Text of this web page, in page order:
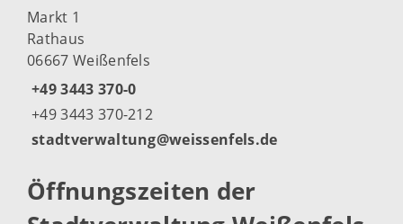
Markt 1
Rathaus
06667 Weißenfels
+49 3443 370-0
+49 3443 370-212
stadtverwaltung@weissenfels.de
Öffnungszeiten der